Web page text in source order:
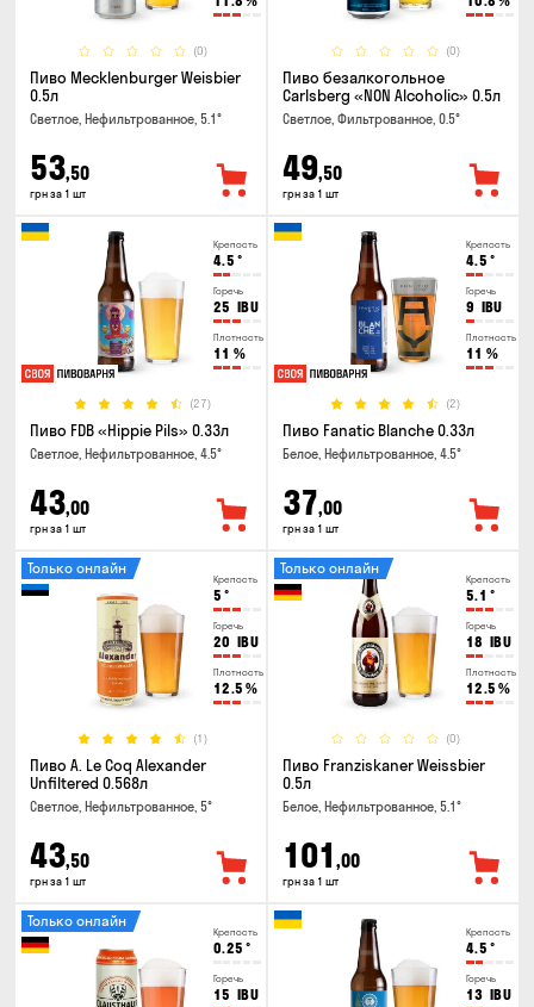
(0)
Пиво Mecklenburger Weisbier
0.5л
Светлое, Нефильтрованное, 5.1°
53,50
грн за 1 шт
(0)
Пиво безалкогольное
Carlsberg «NON Alcoholic» 0.5л
Светлое, Фильтрованное, 0.5°
49,50
грн за 1 шт
Крепость
4.5 °
Горечь
25 IBU
Плотность
11 %
(27)
Пиво FDB «Hippie Pils» 0.33л
Светлое, Нефильтрованное, 4.5°
43,00
грн за 1 шт
Крепость
4.5 °
Горечь
9 IBU
Плотность
11 %
(2)
Пиво Fanatic Blanche 0.33л
Белое, Нефильтрованное, 4.5°
37,00
грн за 1 шт
Крепость
5 °
Горечь
20 IBU
Плотность
12.5 %
(1)
Только онлайн
Пиво A. Le Coq Alexander
Unfiltered 0.568л
Светлое, Нефильтрованное, 5°
43,50
грн за 1 шт
Крепость
5.1 °
Горечь
18 IBU
Плотность
12.5 %
(0)
Только онлайн
Пиво Franziskaner Weissbier
0.5л
Белое, Нефильтрованное, 5.1°
101 ,00
грн за 1 шт
Крепость
0.25 °
Горечь
15 IBU
Только онлайн
Крепость
4.5 °
Горечь
13 IBU